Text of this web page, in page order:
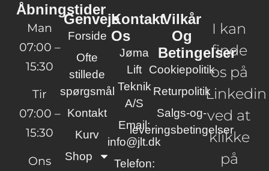
I kan
finde
os på
Linkedin
ved at
klikke
på
Åbningstider
Man
07:00 –
15:30
Tir
07:00 –
15:30
Ons
Genveje
Forside
Ofte
stillede
spørgsmål
Kontakt
Kurv
Shop
Kontakt
Os
Jøma
Lift
Teknik
A/S
Email:
info@jlt.dk
Telefon:
Vilkår
Og
Betingelser
Cookiepolitik
Returpolitik
Salgs-og-
leveringsbetingelser